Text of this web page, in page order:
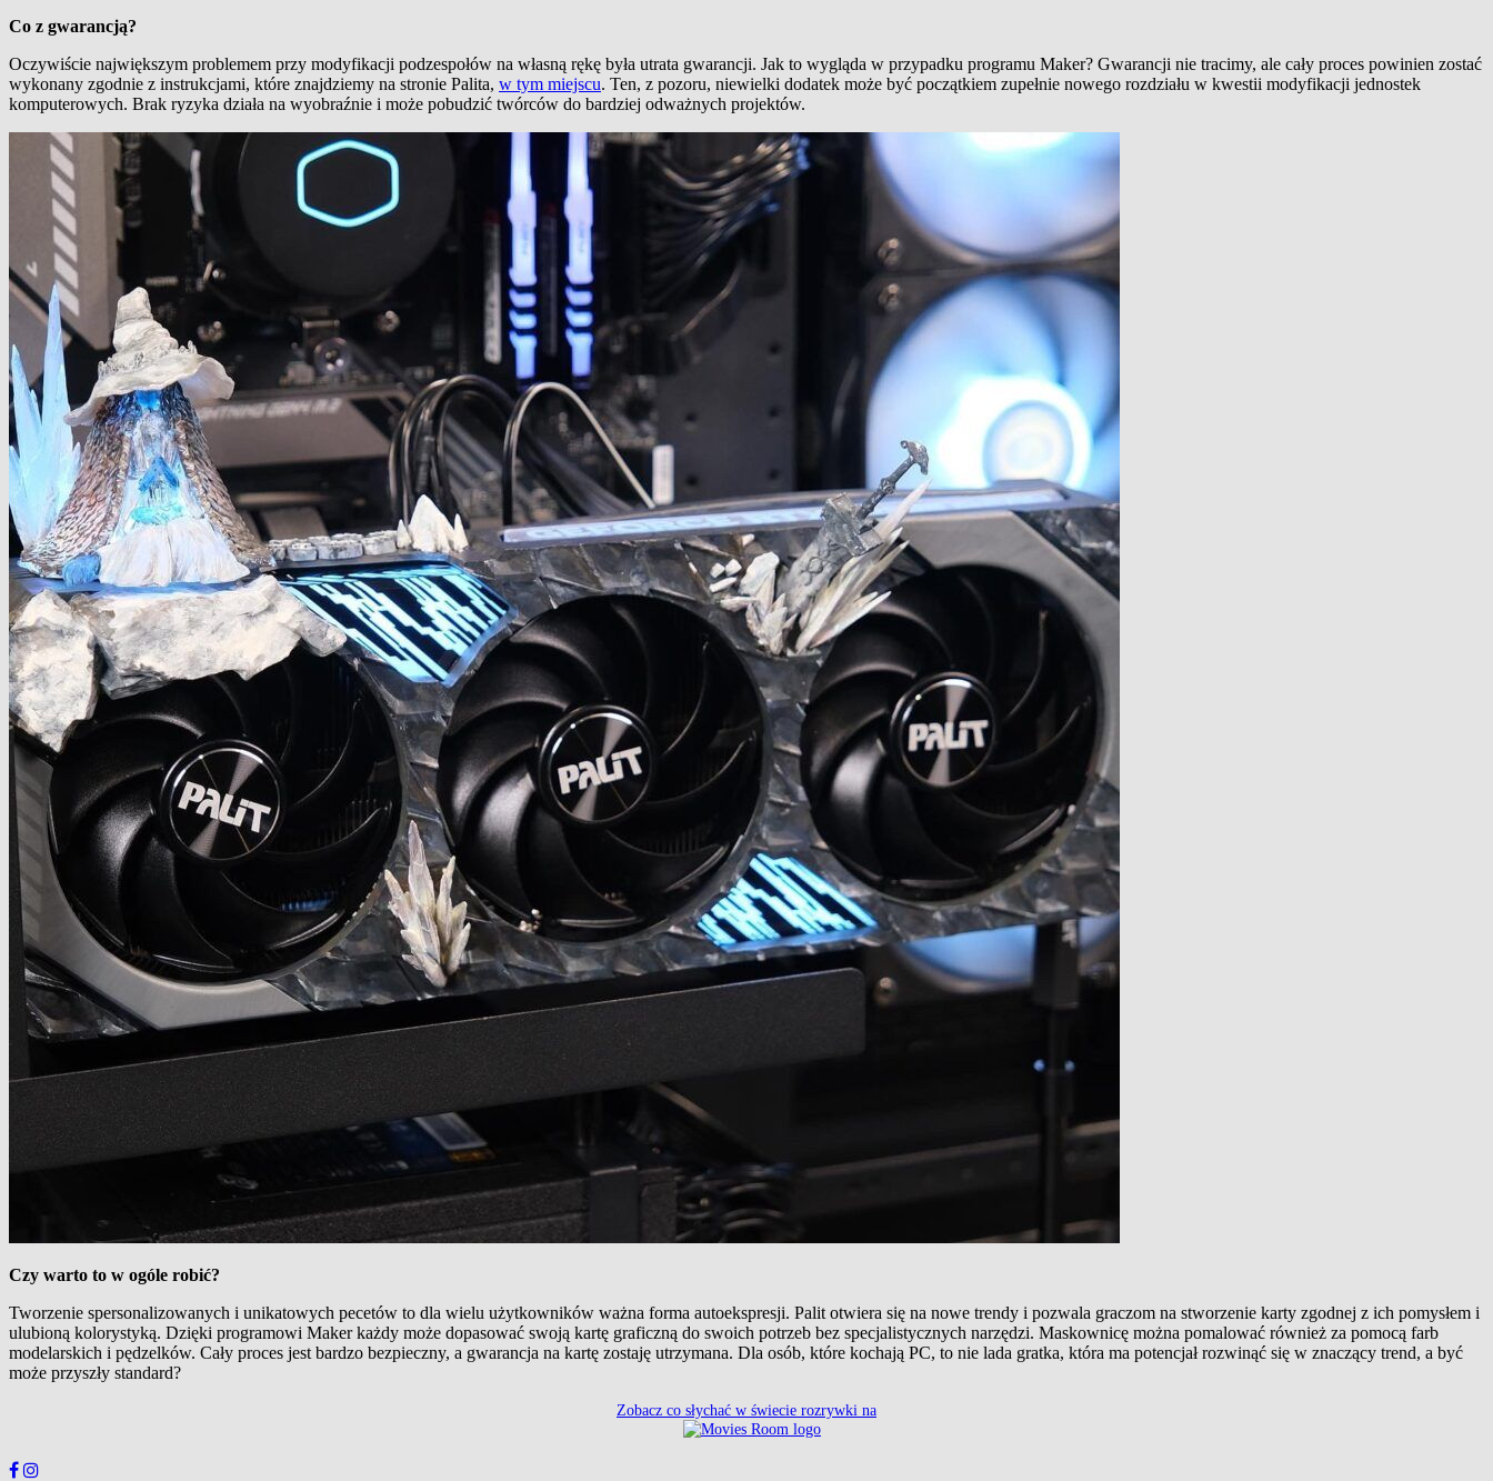
Co z gwarancją?
Oczywiście największym problemem przy modyfikacji podzespołów na własną rękę była utrata gwarancji. Jak to wygląda w przypadku programu Maker? Gwarancji nie tracimy, ale cały proces powinien zostać
wykonany zgodnie z instrukcjami, które znajdziemy na stronie Palita, w tym miejscu. Ten, z pozoru, niewielki dodatek może być początkiem zupełnie nowego rozdziału w kwestii modyfikacji jednostek
komputerowych. Brak ryzyka działa na wyobraźnie i może pobudzić twórców do bardziej odważnych projektów.
Czy warto to w ogóle robić?
Tworzenie spersonalizowanych i unikatowych pecetów to dla wielu użytkowników ważna forma autoekspresji. Palit otwiera się na nowe trendy i pozwala graczom na stworzenie karty zgodnej z ich pomysłem i
ulubioną kolorystyką. Dzięki programowi Maker każdy może dopasować swoją kartę graficzną do swoich potrzeb bez specjalistycznych narzędzi. Maskownicę można pomalować również za pomocą farb
modelarskich i pędzelków. Cały proces jest bardzo bezpieczny, a gwarancja na kartę zostaję utrzymana. Dla osób, które kochają PC, to nie lada gratka, która ma potencjał rozwinąć się w znaczący trend, a być
może przyszły standard?
Zobacz co słychać w świecie rozrywki na